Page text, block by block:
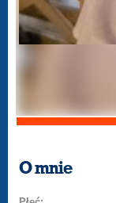
O mnie